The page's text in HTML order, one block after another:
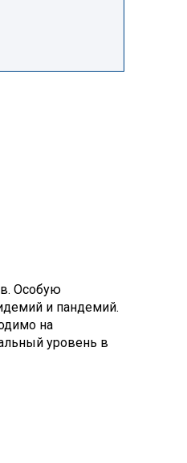
Особую
и пандемий.
на
уровень в